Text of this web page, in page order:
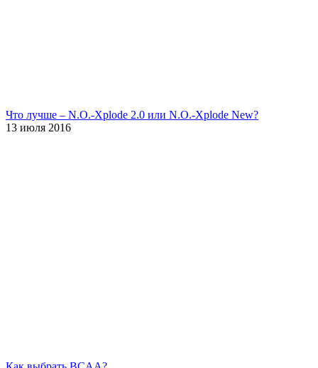
Что лучше – N.O.-Xplode 2.0 или N.O.-Xplode New?
13 июля 2016